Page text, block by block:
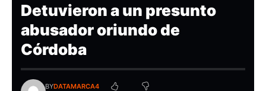
Detuvieron a un presunto
abusador oriundo de
Córdoba
BYDATAMARCA4